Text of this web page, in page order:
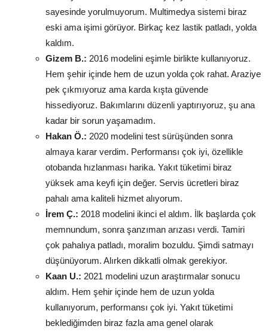
sayesinde yorulmuyorum. Multimedya sistemi biraz
eski ama işimi görüyor. Birkaç kez lastik patladı, yolda
kaldım.
Gizem B.: 2016 modelini eşimle birlikte kullanıyoruz.
Hem şehir içinde hem de uzun yolda çok rahat. Araziye
pek çıkmıyoruz ama karda kışta güvende
hissediyoruz. Bakımlarını düzenli yaptırıyoruz, şu ana
kadar bir sorun yaşamadım.
Hakan Ö.: 2020 modelini test sürüşünden sonra
almaya karar verdim. Performansı çok iyi, özellikle
otobanda hızlanması harika. Yakıt tüketimi biraz
yüksek ama keyfi için değer. Servis ücretleri biraz
pahalı ama kaliteli hizmet alıyorum.
İrem Ç.: 2018 modelini ikinci el aldım. İlk başlarda çok
memnundum, sonra şanzıman arızası verdi. Tamiri
çok pahalıya patladı, moralim bozuldu. Şimdi satmayı
düşünüyorum. Alırken dikkatli olmak gerekiyor.
Kaan U.: 2021 modelini uzun araştırmalar sonucu
aldım. Hem şehir içinde hem de uzun yolda
kullanıyorum, performansı çok iyi. Yakıt tüketimi
beklediğimden biraz fazla ama genel olarak